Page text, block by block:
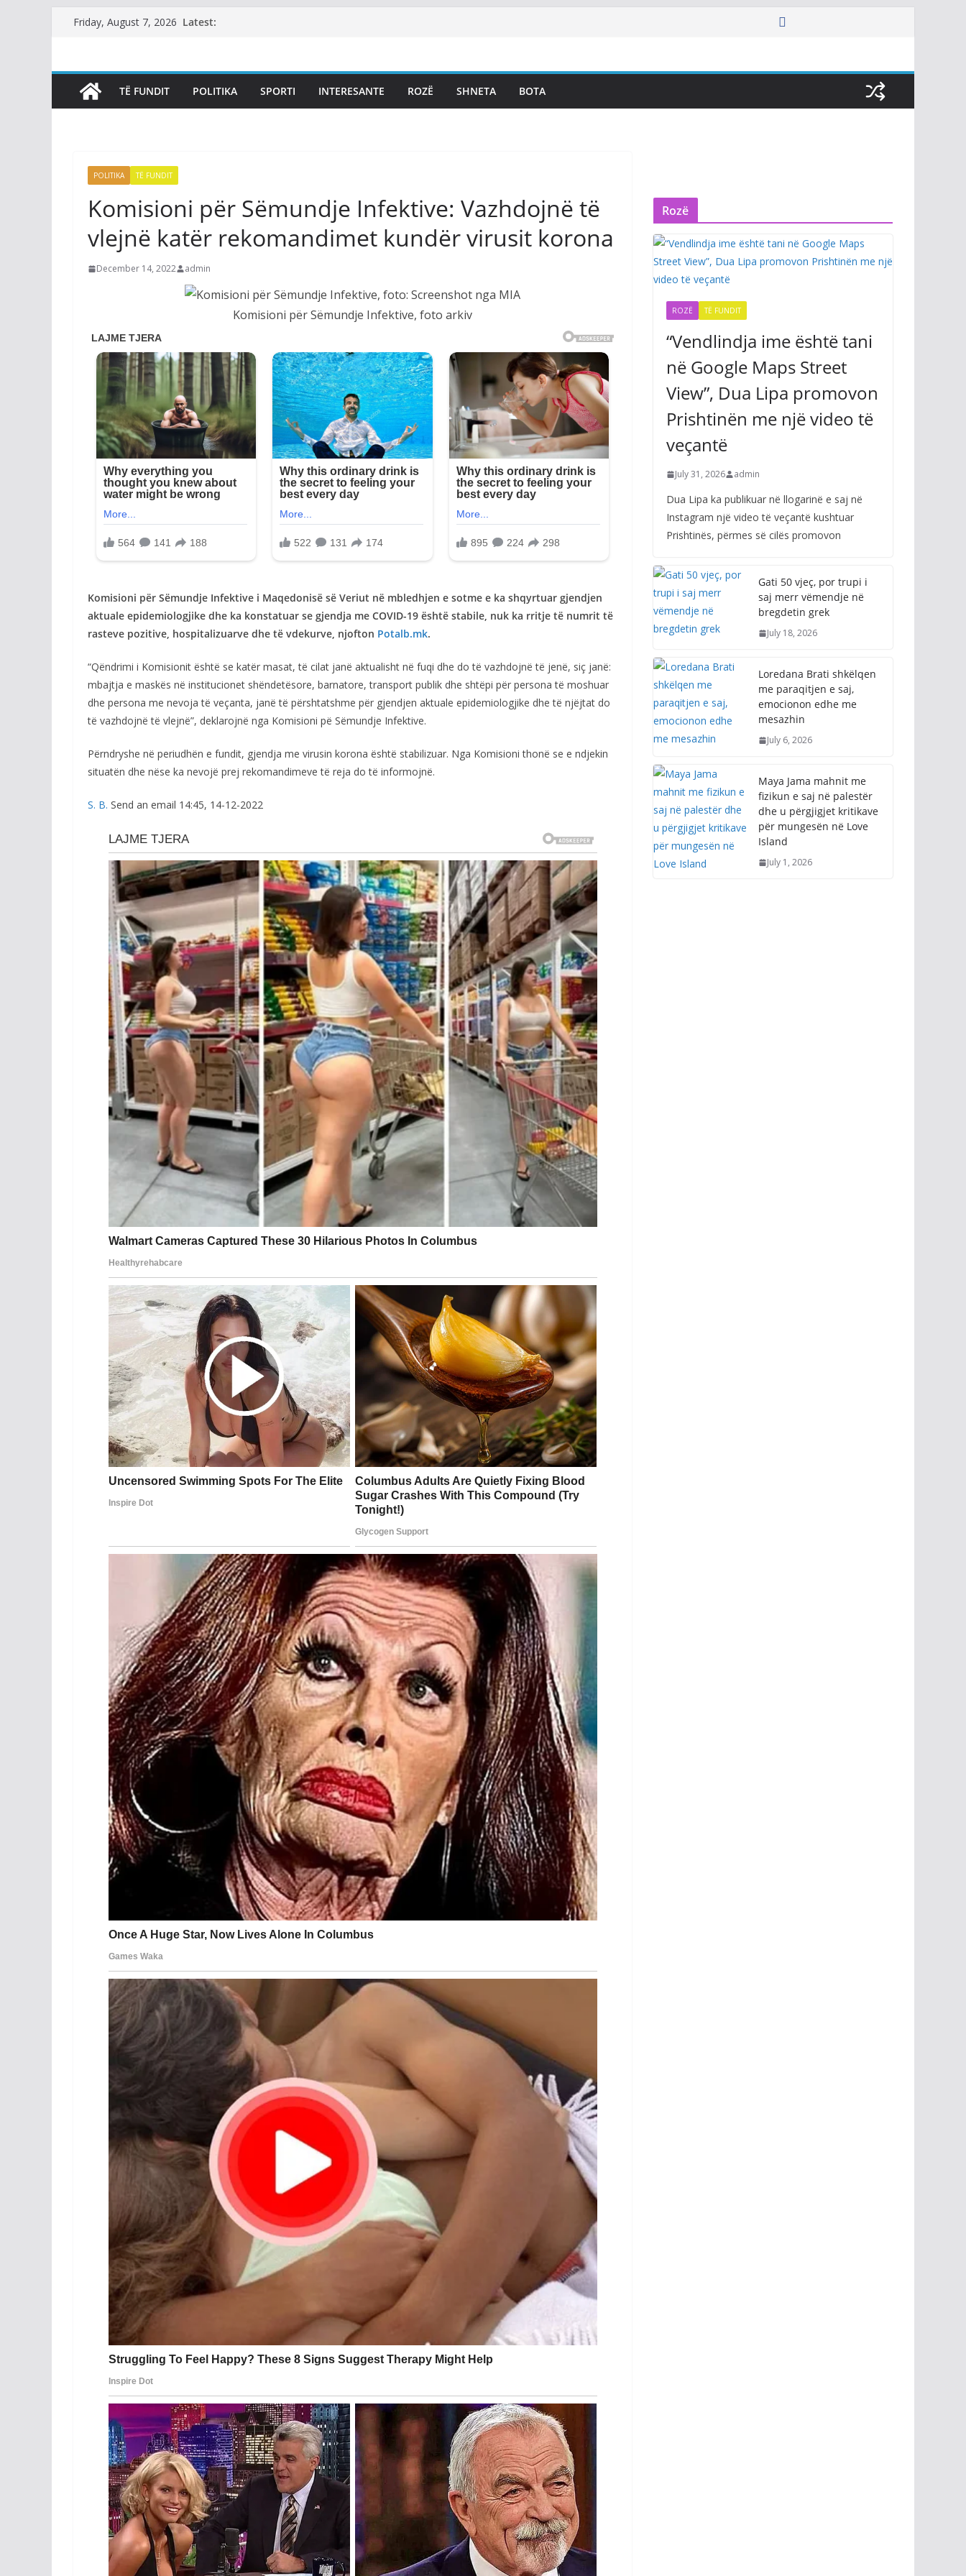
Friday, August 7, 2026 Latest:
TË FUNDIT POLITIKA SPORTI INTERESANTE ROZË SHNETA BOTA
POLITIKA TË FUNDIT
Komisioni për Sëmundje Infektive: Vazhdojnë të
vlejnë katër rekomandimet kundër virusit korona
December 14, 2022 admin
Komisioni për Sëmundje Infektive, foto arkiv
Komisioni për Sëmundje Infektive i Maqedonisë së Veriut në mbledhjen e sotme e ka shqyrtuar gjendjen
aktuale epidemiologjike dhe ka konstatuar se gjendja me COVID-19 është stabile, nuk ka rritje të numrit të
rasteve pozitive, hospitalizuarve dhe të vdekurve, njofton Potalb.mk.
“Qëndrimi i Komisionit është se katër masat, të cilat janë aktualisht në fuqi dhe do të vazhdojnë të jenë, siç janë:
mbajtja e maskës në institucionet shëndetësore, barnatore, transport publik dhe shtëpi për persona të moshuar
dhe persona me nevoja të veçanta, janë të përshtatshme për gjendjen aktuale epidemiologjike dhe të njëjtat do
të vazhdojnë të vlejnë”, deklarojnë nga Komisioni pë Sëmundje Infektive.
Përndryshe në periudhën e fundit, gjendja me virusin korona është stabilizuar. Nga Komisioni thonë se e ndjekin
situatën dhe nëse ka nevojë prej rekomandimeve të reja do të informojnë.
S. B. Send an email 14:45, 14-12-2022
Rozë
ROZË TË FUNDIT
“Vendlindja ime është tani
në Google Maps Street
View”, Dua Lipa promovon
Prishtinën me një video të
veçantë
July 31, 2026 admin
Dua Lipa ka publikuar në llogarinë e saj në
Instagram një video të veçantë kushtuar
Prishtinës, përmes së cilës promovon
Gati 50 vjeç, por trupi i
saj merr vëmendje në
bregdetin grek
July 18, 2026
Loredana Brati shkëlqen
me paraqitjen e saj,
emocionon edhe me
mesazhin
July 6, 2026
Maya Jama mahnit me
fizikun e saj në palestër
dhe u përgjigjet kritikave
për mungesën në Love
Island
July 1, 2026